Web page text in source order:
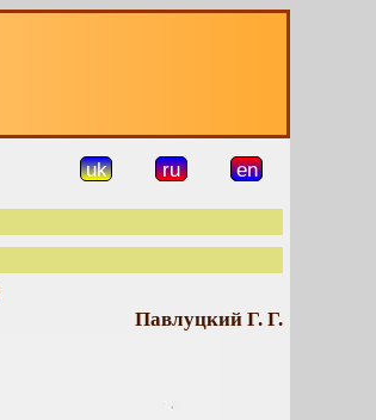
uk ru en
Павлуцкий Г. Г.